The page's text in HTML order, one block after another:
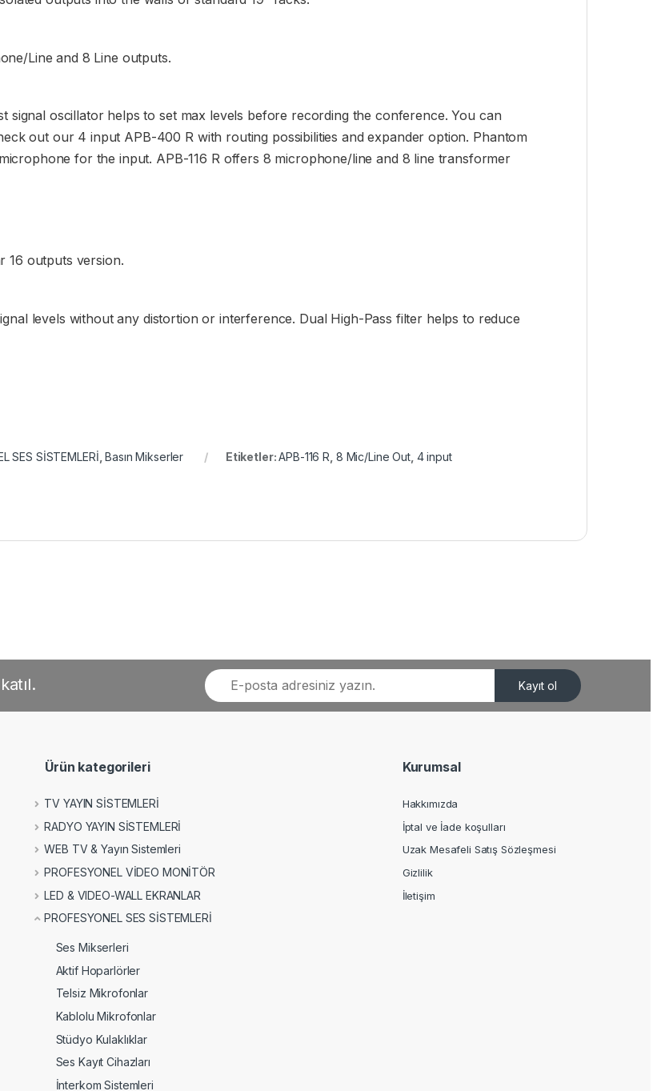
Line and 8 Line outputs.
signal oscillator helps to set max levels before recording the conference. You can
out our 4 input APB-400 R with routing possibilities and expander option. Phantom
for the input. APB-116 R offers 8 microphone/line and 8 line transformer
16 outputs version.
levels without any distortion or interference. Dual High-Pass filter helps to reduce
SES SİSTEMLERİ ,Basın Mikserler Etiketler:APB-116 R 8 Mic/Line Out, 4 input
Kayıt ol
Ürün kategorileri
TV YAYIN SİSTEMLERİ
RADYO YAYIN SİSTEMLERİ
WEB TV & Yayın Sistemleri
PROFESYONEL VİDEO MONİTÖR
LED & VIDEO-WALL EKRANLAR
PROFESYONEL SES SİSTEMLERİ
Ses Mikserleri
Aktif Hoparlörler
Telsiz Mikrofonlar
Kablolu Mikrofonlar
Stüdyo Kulaklıklar
Ses Kayıt Cihazları
İnterkom Sistemleri
Kurumsal
Hakkımızda
İptal ve İade koşulları
Uzak Mesafeli Satış Sözleşmesi
Gizlilik
İletişim